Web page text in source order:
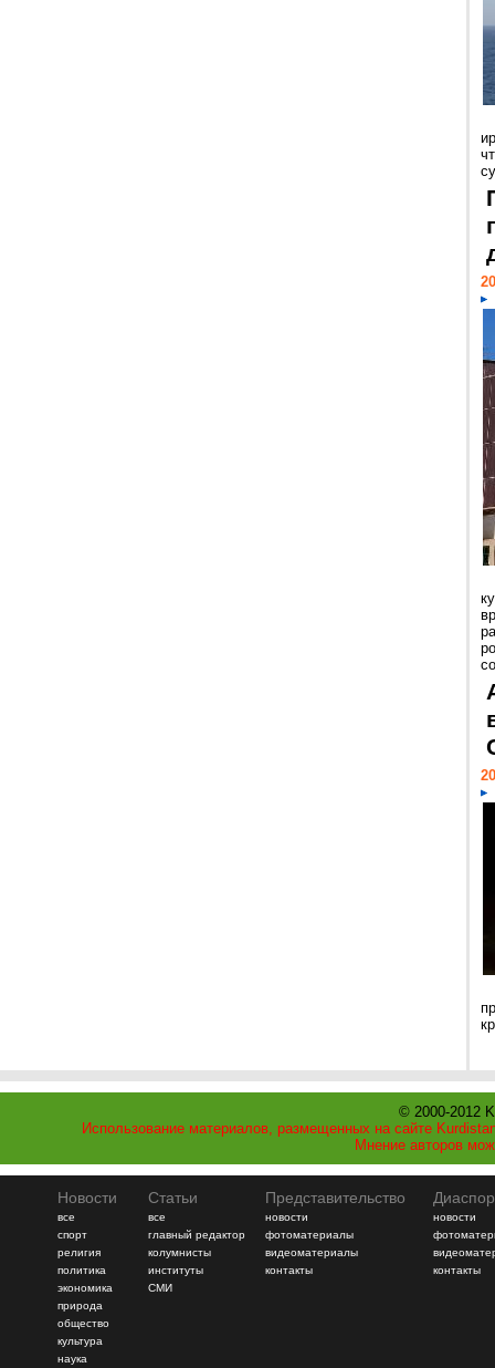
© 2000-2012
Использование материалов, размещенных на сайте
Мнение авторов
Новости
все
спорт
религия
политика
экономика
природа
общество
культура
наука
Статьи
все
главный редактор
колумнисты
институты
СМИ
Представительство
новости
фотоматериалы
видеоматериалы
контакты
новости
контакты